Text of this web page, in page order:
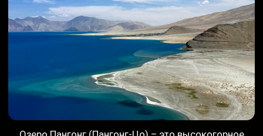
Вдыхая чистый горный воздух Кашмирской
долины, невольно замедляешь шаг, поддаваясь
магии этого места. Здесь, среди цветущих долин,
спрятых в объятиях могучих гор, время словно
течет медленнее. Шумные водопады срываются
с головокружительной высоты, питая
кристальную гладь озер, а вековые кедровые
леса хранят покой и безмятежность. Кашмирская
долина – это место, где душа обретает
гармонию, а сердце наполняется вдохновением.